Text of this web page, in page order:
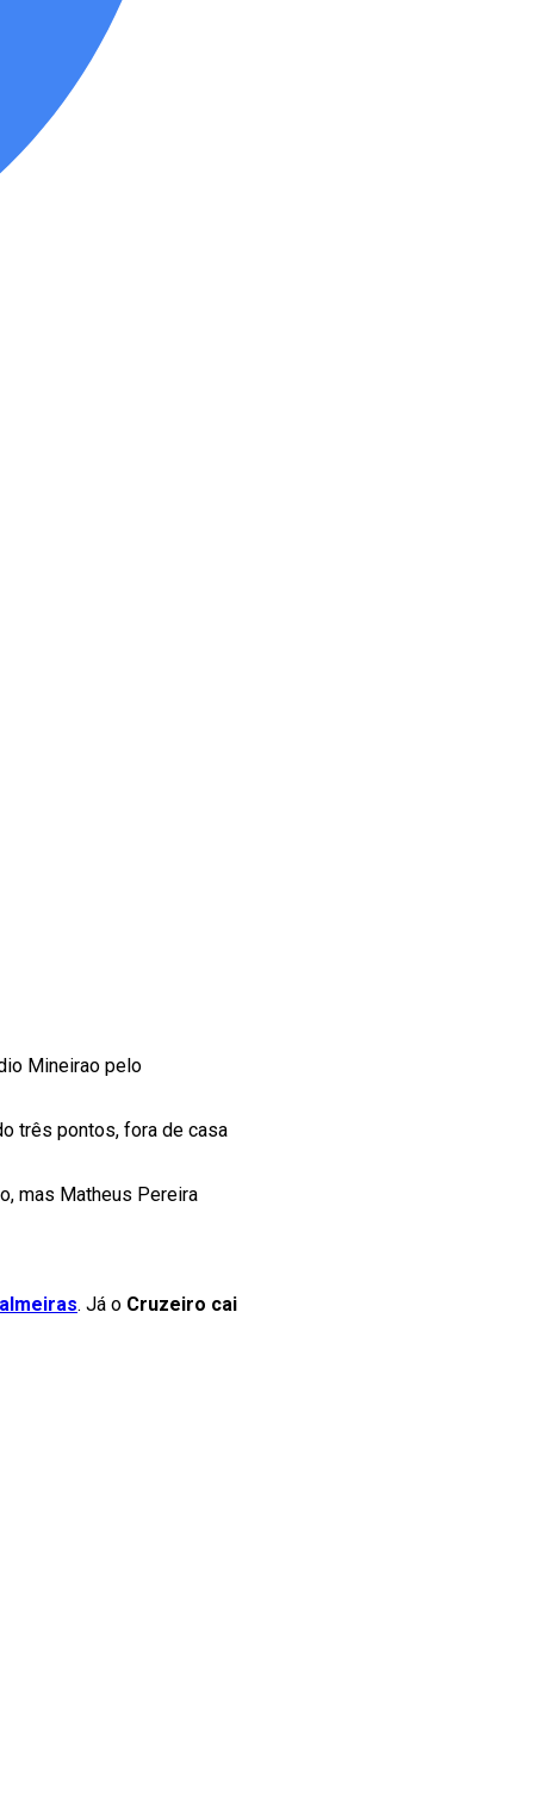
Mineirao pelo
três pontos, fora de casa
mas Matheus Pereira
. Já o Cruzeiro cai